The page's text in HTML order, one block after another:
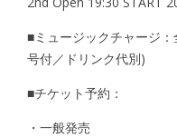
■ミュージックチャージ
号付／ドリンク代別)
■チケット予約：
・一般発売